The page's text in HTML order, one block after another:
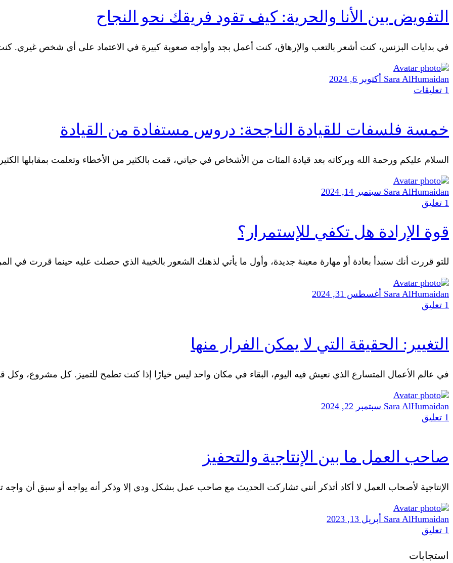
التفويض بين الأنا والحرية: كيف تقود فريقك نحو النجاح
في بدايات البزنس، كنت أشعر بالتعب والإرهاق، كنت أعمل بجد وأواجه صعوبة كبيرة في الاعتماد على أي شخص غيري.
Sara AlHumaidan أكتوبر 6, 2024
1 تعليقات
خمسة فلسفات للقيادة الناجحة: دروس مستفادة من القيادة
السلام عليكم ورحمة الله وبركاته بعد قيادة المئات من الأشخاص في حياتي، قمت بالكثير من الأخطاء وتعلمت
Sara AlHumaidan سبتمبر 14, 2024
1 تعليق
قوة الإرادة هل تكفي للإستمرار؟
للتو قررت أنك ستبدأ بعادة أو مهارة معينة جديدة، وأول ما يأتي لذهنك الشعور بالخيبة الذي حصلت عليه حينما قررت في
Sara AlHumaidan أغسطس 31, 2024
1 تعليق
التغيير: الحقيقة التي لا يمكن الفرار منها
في عالم الأعمال المتسارع الذي نعيش فيه اليوم، البقاء في مكان واحد ليس خيارًا إذا كنت تطمح للتميز. كل مشروع،
Sara AlHumaidan سبتمبر 22, 2024
1 تعليق
صاحب العمل ما بين الإنتاجية والتحفيز
الإنتاجية لأصحاب العمل لا أكاد أتذكر أنني تشاركت الحديث مع صاحب عمل بشكل ودي إلا وذكر أنه يواجه أو سبق أن واجه
Sara AlHumaidan أبريل 13, 2023
1 تعليق
استجابات